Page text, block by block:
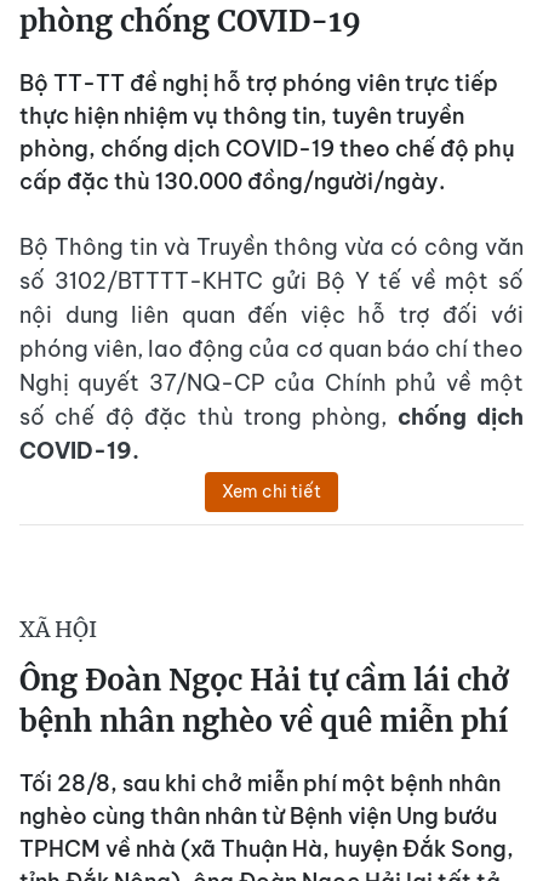
phòng chống COVID-19
Bộ TT-TT đề nghị hỗ trợ phóng viên trực tiếp
thực hiện nhiệm vụ thông tin, tuyên truyền
phòng, chống dịch COVID-19 theo chế độ phụ
cấp đặc thù 130.000 đồng/người/ngày.
Bộ Thông tin và Truyền thông vừa có công văn
số 3102/BTTTT-KHTC gửi Bộ Y tế về một số
nội dung liên quan đến việc hỗ trợ đối với
phóng viên, lao động của cơ quan báo chí theo
Nghị quyết 37/NQ-CP của Chính phủ về một
số chế độ đặc thù trong phòng, chống dịch
COVID-19.
Xem chi tiết
XÃ HỘI
Ông Đoàn Ngọc Hải tự cầm lái chở
bệnh nhân nghèo về quê miễn phí
Tối 28/8, sau khi chở miễn phí một bệnh nhân
nghèo cùng thân nhân từ Bệnh viện Ung bướu
TPHCM về nhà (xã Thuận Hà, huyện Đắk Song,